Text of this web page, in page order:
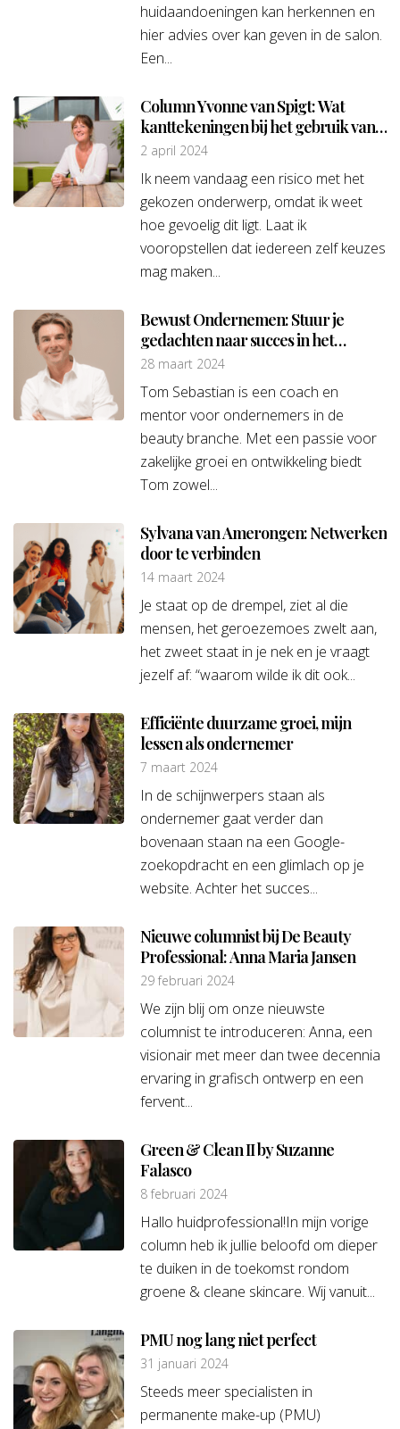
huidaandoeningen kan herkennen en
hier advies over kan geven in de salon.
Een...
Column Yvonne van Spigt: Wat
kanttekeningen bij het gebruik van
Botox
2 april 2024
Ik neem vandaag een risico met het
gekozen onderwerp, omdat ik weet
hoe gevoelig dit ligt. Laat ik
vooropstellen dat iedereen zelf keuzes
mag maken...
Bewust Ondernemen: Stuur je
gedachten naar succes in het
ondernemerschap
28 maart 2024
Tom Sebastian is een coach en
mentor voor ondernemers in de
beauty branche. Met een passie voor
zakelijke groei en ontwikkeling biedt
Tom zowel...
Sylvana van Amerongen: Netwerken
door te verbinden
14 maart 2024
Je staat op de drempel, ziet al die
mensen, het geroezemoes zwelt aan,
het zweet staat in je nek en je vraagt
jezelf af: “waarom wilde ik dit ook...
Efficiënte duurzame groei, mijn
lessen als ondernemer
7 maart 2024
In de schijnwerpers staan als
ondernemer gaat verder dan
bovenaan staan na een Google-
zoekopdracht en een glimlach op je
website. Achter het succes...
Nieuwe columnist bij De Beauty
Professional: Anna Maria Jansen
29 februari 2024
We zijn blij om onze nieuwste
columnist te introduceren: Anna, een
visionair met meer dan twee decennia
ervaring in grafisch ontwerp en een
fervent...
Green & Clean II by Suzanne
Falasco
8 februari 2024
Hallo huidprofessional!In mijn vorige
column heb ik jullie beloofd om dieper
te duiken in de toekomst rondom
groene & cleane skincare. Wij vanuit...
PMU nog lang niet perfect
31 januari 2024
Steeds meer specialisten in
permanente make-up (PMU)